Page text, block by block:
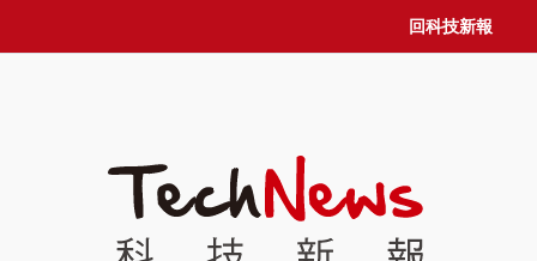
回科技新報